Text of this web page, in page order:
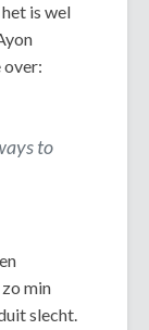
is wel
over:
to
min
slecht.